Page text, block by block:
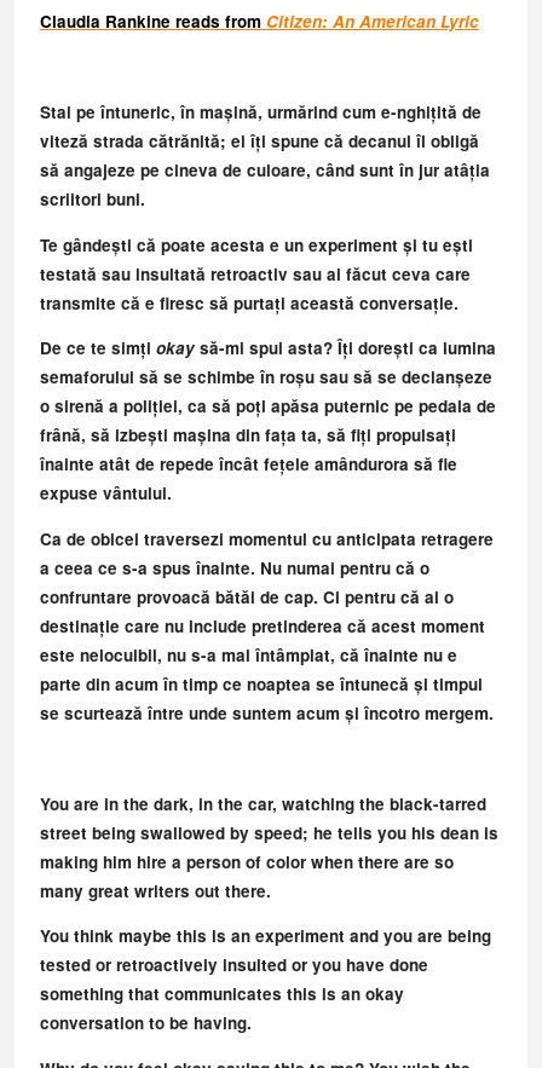
Claudia Rankine reads from Citizen: An American Lyric
Stai pe întuneric, în mașină, urmărind cum e-nghițită de
viteză strada cătrănită; el îți spune că decanul îl obligă
să angajeze pe cineva de culoare, când sunt în jur atâția
scriitori buni.
Te gândești că poate acesta e un experiment și tu ești
testată sau insultată retroactiv sau ai făcut ceva care
transmite că e firesc să purtați această conversație.
De ce te simțiokay să-mi spui asta? Îți dorești ca lumina
semaforului să se schimbe în roșu sau să se declanșeze
o sirenă a poliției, ca să poți apăsa puternic pe pedala de
frână, să izbești mașina din fața ta, să fiți propulsați
înainte atât de repede încât fețele amândurora să fie
expuse vântului.
Ca de obicei traversezi momentul cu anticipata retragere
a ceea ce s-a spus înainte. Nu numai pentru că o
confruntare provoacă bătăi de cap. Ci pentru că ai o
destinație care nu include pretinderea că acest moment
este nelocuibil, nu s-a mai întâmplat, că înainte nu e
parte din acum în timp ce noaptea se întunecă și timpul
se scurtează între unde suntem acum și încotro mergem.
You are in the dark, in the car, watching the black-tarred
street being swallowed by speed; he tells you his dean is
making him hire a person of color when there are so
many great writers out there.
You think maybe this is an experiment and you are being
tested or retroactively insulted or you have done
something that communicates this is an okay
conversation to be having.